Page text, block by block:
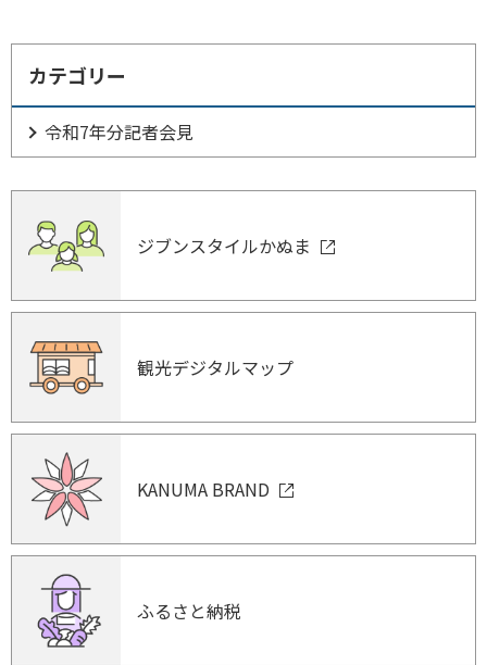
カテゴリー
令和7年分記者会見
ジブンスタイルかぬま
観光デジタルマップ
KANUMA BRAND
ふるさと納税